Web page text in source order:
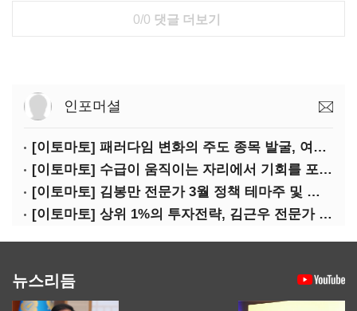
0/0 댓글 더보기
인포머셜
[이토마토] 패러다임 변화의 주도 종목 발굴, 여인수 전문가 투자클럽
[이토마토] 수급이 움직이는 자리에서 기회를 포착하다, 김형일 전문가 투자클럽
[이토마토] 김봉만 전문가 3월 정책 테마주 및 제약 바이오 선취매 전략 아카데미 3/5(목) 2부 진행
[이토마토] 상위 1%의 투자전략, 김근우 전문가 투자클럽에서 확인하세요
뉴스리듬